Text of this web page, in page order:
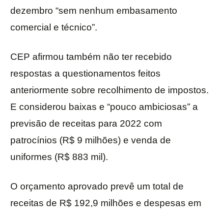
dezembro “sem nenhum embasamento
comercial e técnico”.
CEP afirmou também não ter recebido
respostas a questionamentos feitos
anteriormente sobre recolhimento de impostos.
E considerou baixas e “pouco ambiciosas” a
previsão de receitas para 2022 com
patrocínios (R$ 9 milhões) e venda de
uniformes (R$ 883 mil).
O orçamento aprovado prevê um total de
receitas de R$ 192,9 milhões e despesas em